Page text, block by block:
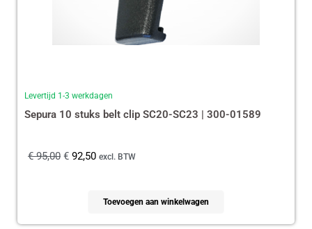
Levertijd 1-3 werkdagen
Sepura 10 stuks belt clip SC20-SC23 | 300-01589
€95,00 € 92,50 excl. BTW
Toevoegen aan winkelwagen